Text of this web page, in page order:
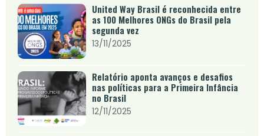
United Way Brasil é reconhecida entre
as 100 Melhores ONGs do Brasil pela
segunda vez
13/11/2025
Relatório aponta avanços e desafios
nas políticas para a Primeira Infância
no Brasil
12/11/2025